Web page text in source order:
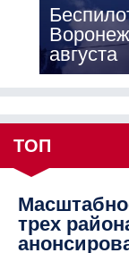
августа
ТОП
трех